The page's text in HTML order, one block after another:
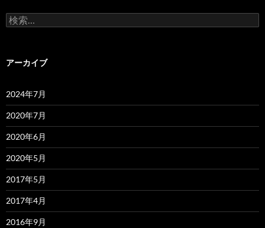
検
索:
アーカイブ
2024年7月
2020年7月
2020年6月
2020年5月
2017年5月
2017年4月
2016年9月